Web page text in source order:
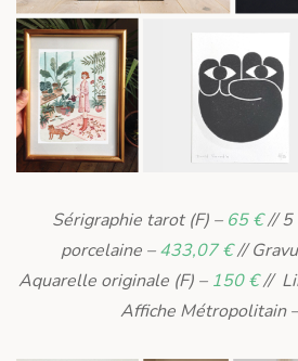
Sérigraphie tarot (F) – 65 €// 5
porcelaine –433,07 €//
Aquarelle originale (F) – 150 €//
Affiche Métropolitain